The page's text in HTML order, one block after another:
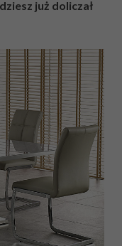
już doliczał